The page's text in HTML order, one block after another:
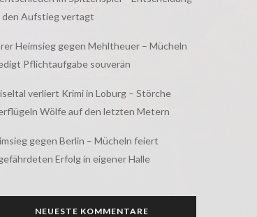
den Aufstieg vertagt
Heimsieg gegen Mehltheuer – Mücheln
Pflichtaufgabe souverän
verliert Krimi in Loburg – Störche
Wölfe auf den letzten Metern
gegen Berlin – Mücheln feiert
Erfolg in eigener Halle
NEUESTE KOMMENTARE